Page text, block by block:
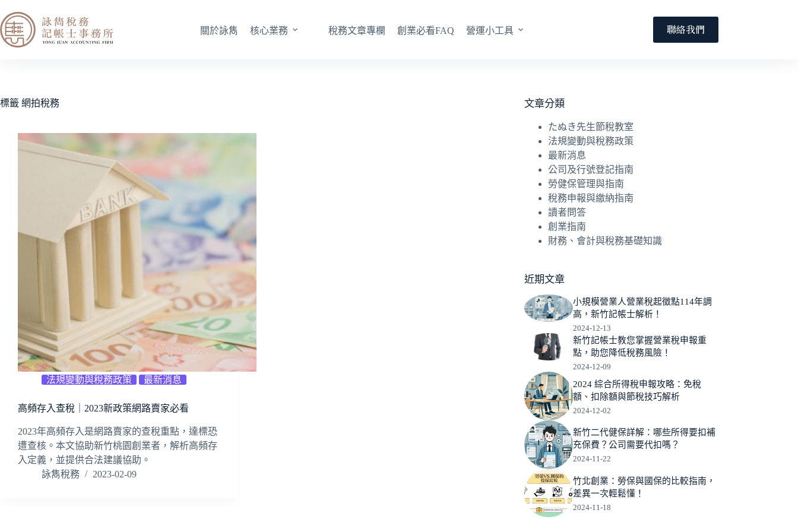
關於詠雋 核心業務 稅務文章專欄 創業必看FAQ 營運小工具 聯絡我們
標籤 網拍稅務
法規變動與稅務政策 最新消息
高頻存入查稅｜2023新政策網路賣家必看
2023年高頻存入是網路賣家的查稅重點，達標恐
遭查核。本文協助新竹桃園創業者，解析高頻存
入定義，並提供合法建議協助。
詠雋稅務
2023-02-09
文章分類
たぬき先生節稅教室
法規變動與稅務政策
最新消息
公司及行號登記指南
勞健保管理與指南
稅務申報與繳納指南
讀者問答
創業指南
財務、會計與稅務基礎知識
近期文章
小規模營業人營業稅起徵點114年調
高，新竹記帳士解析！
2024-12-13
新竹記帳士教您掌握營業稅申報重
點，助您降低稅務風險！
2024-12-09
2024 綜合所得稅申報攻略：免稅
額、扣除額與節稅技巧解析
2024-12-02
新竹二代健保詳解：哪些所得要扣補
充保費？公司需要代扣嗎？
2024-11-22
竹北創業：勞保與國保的比較指南，
差異一次輕鬆懂！
2024-11-18